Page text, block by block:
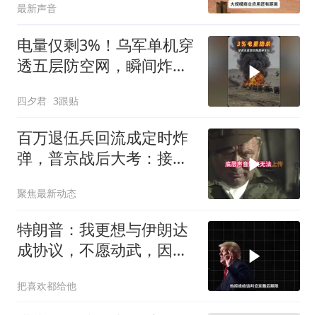
最新声音
电量仅剩3%！乌军单机穿
透五层防空网，瞬间炸飞
四夕君 3跟贴
百万退伍兵回流成定时炸
弹，普京战后大考：接不
聚焦最新动态
特朗普：我更想与伊朗达
成协议，不愿动武，因为
把喜欢都给他